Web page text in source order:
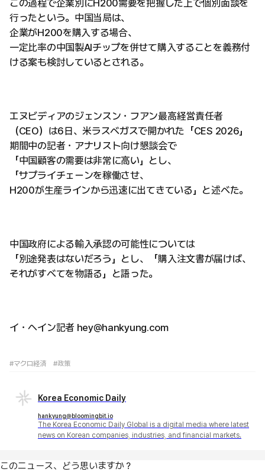
この過程で企業別にH200需要を把握した上で個別面談を
行ったという。中国当局は、
企業がH200を購入する場合、
一定比率の中国製AIチップを併せて購入することを義務付
ける案も検討しているとされる。
エヌビディアのジェンスン・フアン最高経営責任者
（CEO）は6日、米ラスベガスで開かれた「CES 2026」
期間中の記者・アナリスト向け懇談会で
「中国顧客の需要は非常に高い」とし、
「サプライチェーンを稼働させ、
H200が生産ラインから迅速に出てきている」と述べた。
中国政府による輸入承認の可能性については
「別途発表はないだろう」とし、「購入注文書が届けば、
それがすべてを物語る」と語った。
イ・ヘイン記者 hey@hankyung.com
#マクロ経済 #政策
Korea Economic Daily
hankyung@bloomingbit.io
The Korea Economic Daily Global is a digital media where latest
news on Korean companies, industries, and financial markets.
このニュース、どう思いますか？